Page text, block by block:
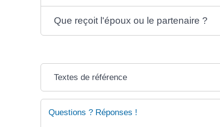
Que reçoit l'époux ou le partenaire ?
Textes de référence
Questions ? Réponses !